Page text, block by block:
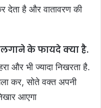
देता है और वातावरण की
के फायदे क्या है.
और भी ज्यादा निखरता है.
कर, सोते वक्त अपनी
आएगा